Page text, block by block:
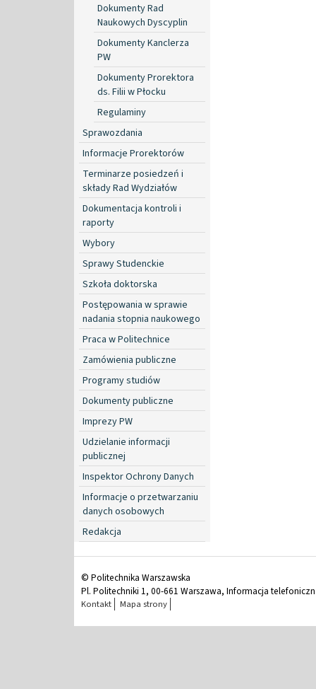
Dokumenty Rad
Naukowych Dyscyplin
Dokumenty Kanclerza
PW
Dokumenty Prorektora
ds. Filii w Płocku
Regulaminy
Sprawozdania
Informacje Prorektorów
Terminarze posiedzeń i
składy Rad Wydziałów
Dokumentacja kontroli i
raporty
Wybory
Sprawy Studenckie
Szkoła doktorska
Postępowania w sprawie
nadania stopnia naukowego
Praca w Politechnice
Zamówienia publiczne
Programy studiów
Dokumenty publiczne
Imprezy PW
Udzielanie informacji
publicznej
Inspektor Ochrony Danych
Informacje o przetwarzaniu
danych osobowych
Redakcja
© Politechnika Warszawska
Pl. Politechniki 1, 00-661 Warszawa, Informacja
Kontakt Mapa strony